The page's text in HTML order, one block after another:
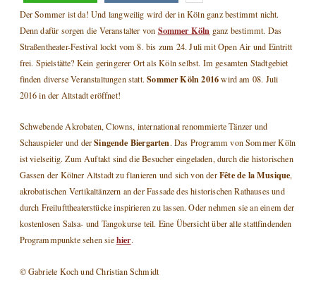
Der Sommer ist da! Und langweilig wird der in Köln ganz bestimmt nicht.
Denn dafür sorgen die Veranstalter von Sommer Köln ganz bestimmt. Das
Straßentheater-Festival lockt vom 8. bis zum 24. Juli mit Open Air und Eintritt
frei. Spielstätte? Kein geringerer Ort als Köln selbst. Im gesamten Stadtgebiet
finden diverse Veranstaltungen statt.Sommer Köln 2016wird am 08. Juli
2016 in der Altstadt eröffnet!
Schwebende Akrobaten, Clowns, international renommierte Tänzer und
Schauspieler und derSingende Biergarten. Das Programm von Sommer Köln
ist vielseitig. Zum Auftakt sind die Besucher eingeladen, durch die historischen
Gassen der Kölner Altstadt zu flanieren und sich von derFête de la Musique,
akrobatischen Vertikaltänzern an der Fassade des historischen Rathauses und
durch Freilufttheaterstücke inspirieren zu lassen. Oder nehmen sie an einem der
kostenlosen Salsa- und Tangokurse teil. Eine Übersicht über alle stattfindenden
Programmpunkte sehen siehier.
© Gabriele Koch und Christian Schmidt